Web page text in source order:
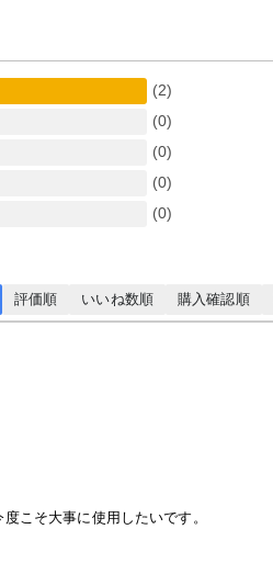
(2)
(0)
(0)
(0)
(0)
評価順 いいね数順 購入確認順
こそ大事に使用したいです。